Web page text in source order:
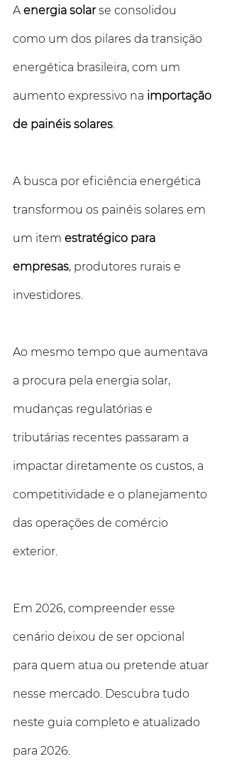
A energia solar se consolidou
como um dos pilares da transição
energética brasileira, com um
aumento expressivo na importação
de painéis solares.
A busca por eficiência energética
transformou os painéis solares em
um item estratégico para
empresas, produtores rurais e
investidores.
Ao mesmo tempo que aumentava
a procura pela energia solar,
mudanças regulatórias e
tributárias recentes passaram a
impactar diretamente os custos, a
competitividade e o planejamento
das operações de comércio
exterior.
Em 2026, compreender esse
cenário deixou de ser opcional
para quem atua ou pretende atuar
nesse mercado. Descubra tudo
neste guia completo e atualizado
para 2026.